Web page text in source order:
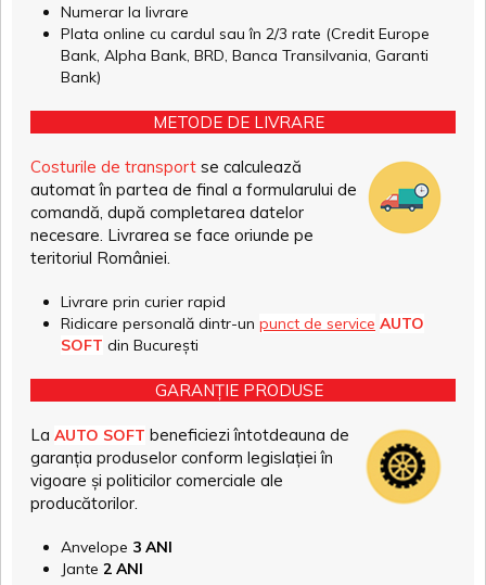
Numerar la livrare
Plata online cu cardul sau în 2/3 rate (Credit Europe
Bank, Alpha Bank, BRD, Banca Transilvania, Garanti
Bank)
METODE DE LIVRARE
Costurile de transport se calculează
automat în partea de final a formularului de
comandă, după completarea datelor
necesare. Livrarea se face oriunde pe
teritoriul României.
Livrare prin curier rapid
Ridicare personală dintr-un punct de service AUTO
SOFT din București
GARANȚIE PRODUSE
La AUTO SOFT beneficiezi întotdeauna de
garanția produselor conform legislației în
vigoare și politicilor comerciale ale
producătorilor.
Anvelope 3 ANI
Jante 2 ANI